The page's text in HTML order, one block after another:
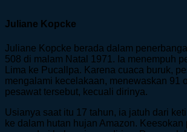
Juliane Kopcke
Juliane Kopcke berada dalam
508 di malam Natal 1971. Ia menempuh
Lima ke Pucallpa. Karena cuaca buruk,
mengalami kecelakaan, menewaskan 91
pesawat tersebut, kecuali dirinya.
Usianya saat itu 17 tahun, ia jatuh dari
ke dalam hutan hujan Amazon. Keesokan